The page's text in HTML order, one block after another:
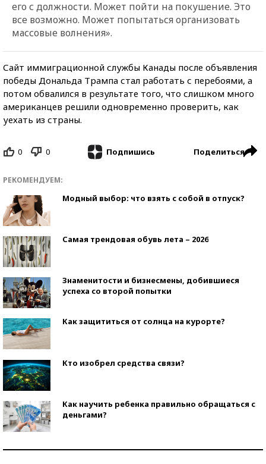
его с должности. Может пойти на покушение. Это
все возможно. Может попытаться организовать
массовые волнения».
Сайт иммиграционной службы Канады после объявления
победы Дональда Трампа стал работать с перебоями, а
потом обвалился в результате того, что слишком много
американцев решили одновременно проверить, как
уехать из страны.
0 0 Подпишись Поделиться
РЕКОМЕНДУЕМ:
Модный выбор: что взять с собой в отпуск?
Самая трендовая обувь лета – 2026
Знаменитости и бизнесмены, добившиеся
успеха со второй попытки
Как защититься от солнца на курорте?
Кто изобрел средства связи?
Как научить ребенка правильно обращаться с
деньгами?